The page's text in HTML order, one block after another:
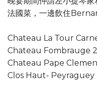
法國菜，一邊飲住
Chateau La Tour
Chateau Fombrauge
Chateau Pape
Clos Haut- Peyraguey